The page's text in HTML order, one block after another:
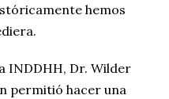
hemos
INDDHH, Dr. Wilder
permitió hacer una